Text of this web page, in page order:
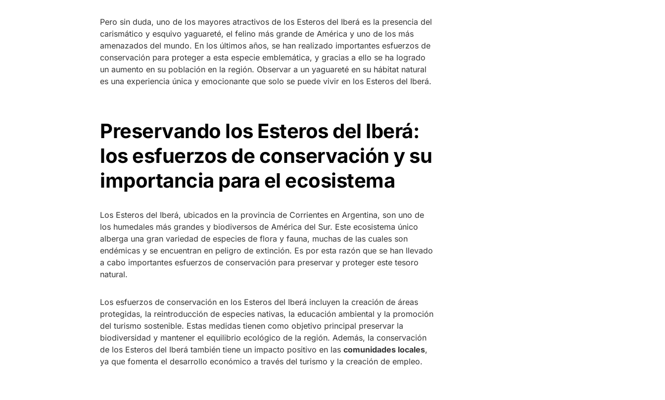
Pero sin duda, uno de los mayores atractivos de los Esteros del Iberá es la presencia del
carismático y esquivo yaguareté, el felino más grande de América y uno de los más
amenazados del mundo. En los últimos años, se han realizado importantes esfuerzos de
conservación para proteger a esta especie emblemática, y gracias a ello se ha logrado
un aumento en su población en la región. Observar a un yaguareté en su hábitat natural
es una experiencia única y emocionante que solo se puede vivir en los Esteros del Iberá.
Preservando los Esteros del Iberá:
los esfuerzos de conservación y su
importancia para el ecosistema
Los Esteros del Iberá, ubicados en la provincia de Corrientes en Argentina, son uno de
los humedales más grandes y biodiversos de América del Sur. Este ecosistema único
alberga una gran variedad de especies de flora y fauna, muchas de las cuales son
endémicas y se encuentran en peligro de extinción. Es por esta razón que se han llevado
a cabo importantes esfuerzos de conservación para preservar y proteger este tesoro
natural.
Los esfuerzos de conservación en los Esteros del Iberá incluyen la creación de áreas
protegidas, la reintroducción de especies nativas, la educación ambiental y la promoción
del turismo sostenible. Estas medidas tienen como objetivo principal preservar la
biodiversidad y mantener el equilibrio ecológico de la región. Además, la conservación
de los Esteros del Iberá también tiene un impacto positivo en las comunidades locales,
ya que fomenta el desarrollo económico a través del turismo y la creación de empleo.